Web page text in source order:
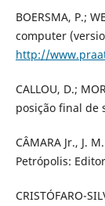
BOERSMA, P.;
computer
http://
CALLOU, D.;
posição final de
CÂMARA Jr., J.
Petrópolis:
CRISTÓFARO-